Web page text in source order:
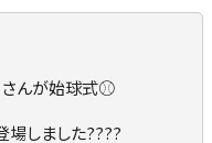
さんが始球式⚾️
場しました????